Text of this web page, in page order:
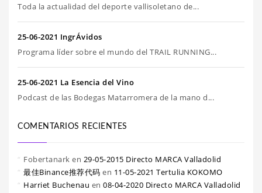
Toda la actualidad del deporte vallisoletano de...
25-06-2021 IngrÁvidos
Programa líder sobre el mundo del TRAIL RUNNING...
25-06-2021 La Esencia del Vino
Podcast de las Bodegas Matarromera de la mano d...
COMENTARIOS RECIENTES
Fobertanark en 29-05-2015 Directo MARCA Valladolid
最佳Binance推荐代码 en 11-05-2021 Tertulia KOKOMO
Harriet Buchenau en 08-04-2020 Directo MARCA Valladolid